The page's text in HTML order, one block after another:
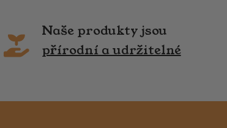
Naše produkty jsou
přírodní a udržitelné